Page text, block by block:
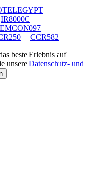
IR8000C
CCR582
beste Erlebnis auf
unsere Datenschutz- und